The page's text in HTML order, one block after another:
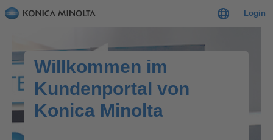
Login
Willkommen im
Kundenportal von
Konica Minolta